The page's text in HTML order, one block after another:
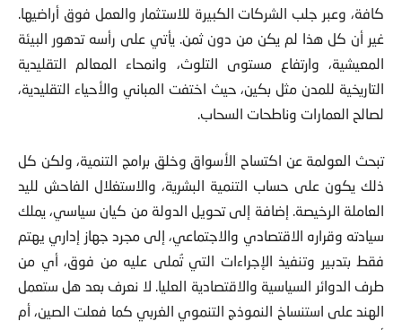
كافة، وعبر جلب الشركات الكبيرة للاستثمار والعمل فوق أراضيها.
غير أن كل هذا لم يكن من دون ثمن. يأتي على رأسه تدهور البيئة
المعيشية، وارتفاع مستوى التلوث، وانمحاء المعالم التقليدية
التاريخية للمدن مثل بكين، حيث اختفت المباني والأحياء التقليدية،
لصالح العمارات وناطحات السحاب.
تبحث العولمة عن اكتساح الأسواق وخلق برامج التنمية، ولكن كل
ذلك يكون على حساب التنمية البشرية، والاستغلال الفاحش لليد
العاملة الرخيصة. إضافة إلى تحويل الدولة من كيان سياسي، يملك
سيادته وقراره الاقتصادي والاجتماعي، إلى مجرد جهاز إداري يهتم
فقط بتدبير وتنفيذ الإجراءات التي تُملى عليه من فوق، أي من
طرف الدوائر السياسية والاقتصادية العليا. لا نعرف بعد هل ستعمل
الهند على استنساخ النموذج التنموي الغربي كما فعلت الصين، أم